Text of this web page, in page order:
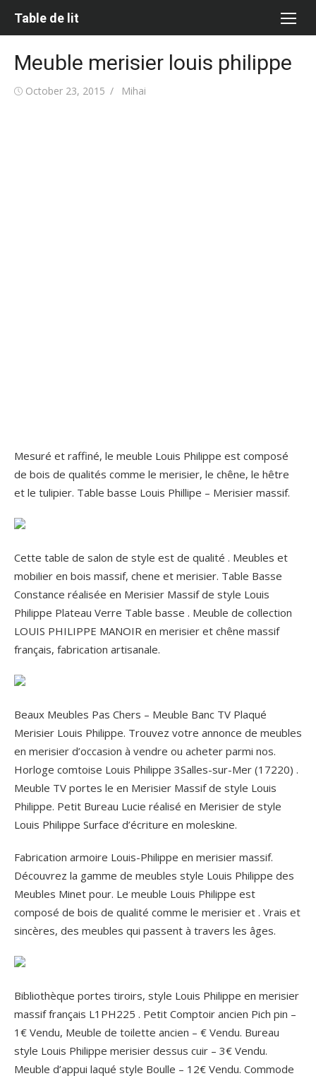
Table de lit
Meuble merisier louis philippe
Posted
October 23, 2015 Author
Mihai
Mesuré et raffiné, le meuble Louis Philippe est composé
de bois de qualités comme le merisier, le chêne, le hêtre
et le tulipier. Table basse Louis Phillipe – Merisier massif.
Cette table de salon de style est de qualité . Meubles et
mobilier en bois massif, chene et merisier. Table Basse
Constance réalisée en Merisier Massif de style Louis
Philippe Plateau Verre Table basse . Meuble de collection
LOUIS PHILIPPE MANOIR en merisier et chêne massif
français, fabrication artisanale.
Beaux Meubles Pas Chers – Meuble Banc TV Plaqué
Merisier Louis Philippe. Trouvez votre annonce de meubles
en merisier d’occasion à vendre ou acheter parmi nos.
Horloge comtoise Louis Philippe 3Salles-sur-Mer (17220) .
Meuble TV portes le en Merisier Massif de style Louis
Philippe. Petit Bureau Lucie réalisé en Merisier de style
Louis Philippe Surface d’écriture en moleskine.
Fabrication armoire Louis-Philippe en merisier massif.
Découvrez la gamme de meubles style Louis Philippe des
Meubles Minet pour. Le meuble Louis Philippe est
composé de bois de qualité comme le merisier et . Vrais et
sincères, des meubles qui passent à travers les âges.
Bibliothèque portes tiroirs, style Louis Philippe en merisier
massif français L1PH225 . Petit Comptoir ancien Pich pin –
1€ Vendu, Meuble de toilette ancien – € Vendu. Bureau
style Louis Philippe merisier dessus cuir – 3€ Vendu.
Meuble d’appui laqué style Boulle – 12€ Vendu. Commode